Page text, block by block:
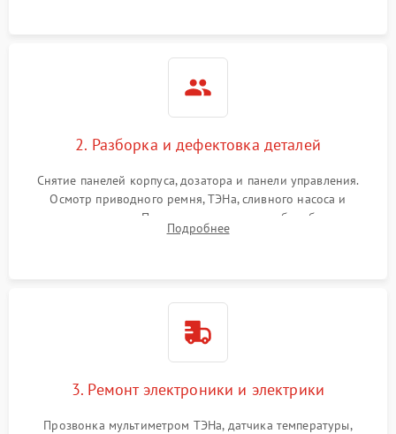
2. Разборка и дефектовка деталей
Снятие панелей корпуса, дозатора и панели управления.
Осмотр приводного ремня, ТЭНа, сливного насоса и
амортизаторов. Проверка подшипников барабана и
крестовины на износ, а манжеты люка на разрывы.
Подробнее
3. Ремонт электроники и электрики
Прозвонка мультиметром ТЭНа, датчика температуры,